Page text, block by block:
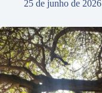
25 de junho de 2026